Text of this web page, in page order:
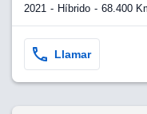
2021 Híbrido 68.400
Llamar